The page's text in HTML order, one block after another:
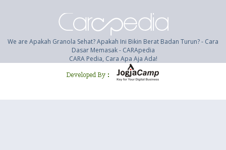
We are Apakah Granola Sehat? Apakah Ini Bikin Berat Badan Turun? - Cara
Dasar Memasak - CARApedia
CARA Pedia, Cara Apa Aja Ada!